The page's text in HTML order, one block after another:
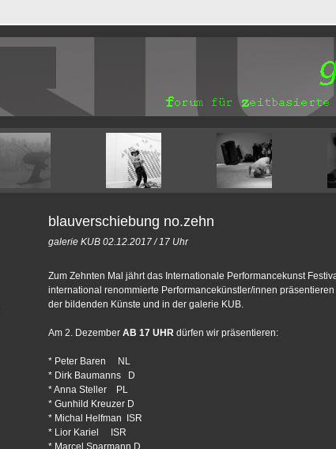
blauverschiebung no.zehn
galerie KUB 02.12.2017 / 17 Uhr
Zum Zehnten Mal jährt das Internationale Performancekunst
international renommierte Performancekünstler/innen
der bildenden Künste und in der galerie KUB.
Am 2. Dezember AB 17 UHR dürfen wir präsentieren:
* Peter Baren NL
* Dirk Baumanns D
* Anna Steller PL
* Gunhild Kreuzer D
* Michal Helfman ISR
* Lior Kariel ISR
* Marcel Sparmann D